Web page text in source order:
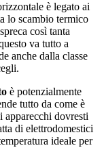
è legato ai
lo scambio termico
così tanta
va tutto a
anche dalla classe
è potenzialmente
tutto da come è
apparecchi dovresti
di elettrodomestici
ideale per